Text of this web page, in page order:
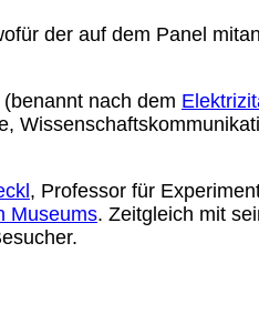
der auf dem Panel
nach dem
, Professor für
Museums. Zeitgleich mit